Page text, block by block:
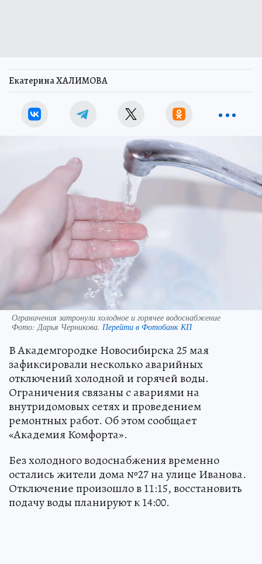
Екатерина ХАЛИМОВА
Ограничения затронули холодное и горячее водоснабжение
Фото:Дарья Черникова. Перейти в Фотобанк КП
В Академгородке Новосибирска 25 мая
зафиксировали несколько аварийных
отключений холодной и горячей воды.
Ограничения связаны с авариями на
внутридомовых сетях и проведением
ремонтных работ. Об этом сообщает
«Академия Комфорта».
Без холодного водоснабжения временно
остались жители дома №27 на улице Иванова.
Отключение произошло в 11:15, восстановить
подачу воды планируют к 14:00.